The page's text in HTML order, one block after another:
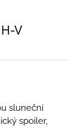
V
sluneční
spoiler,